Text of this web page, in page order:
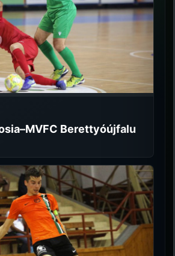
Berettyóújfalu